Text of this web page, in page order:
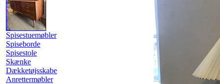
Spisestuemøbler
Spiseborde
Spisestole
Skænke
Dækketøjsskabe
Anrettermøbler